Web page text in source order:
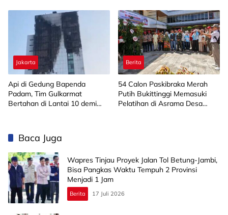
Jakarta
Api di Gedung Bapenda
Padam, Tim Gulkarmat
Bertahan di Lantai 10 demi
Berita
‎54 Calon Paskibraka Merah
Putih Bukittinggi Memasuki
Pelatihan di Asrama Desa
Baca Juga
Wapres Tinjau Proyek Jalan Tol Betung-Jambi,
Bisa Pangkas Waktu Tempuh 2 Provinsi
Menjadi 1 Jam
Berita 17 Juli 2026